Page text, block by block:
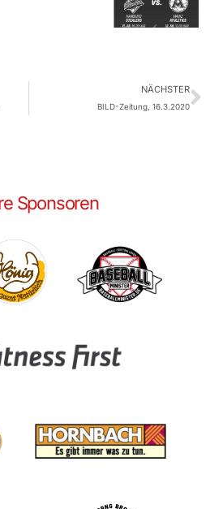
NÄCHSTER
BILD-Zeitung, 16.3.2020
Sponsoren